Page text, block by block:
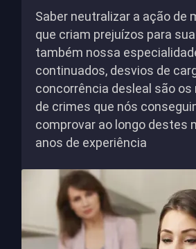
Saber neutralizar a ação de
que criam prejuízos para
também nossa
continuados, desvios de
concorrência desleal são
de crimes que nós
comprovar ao longo destes
anos de experiência